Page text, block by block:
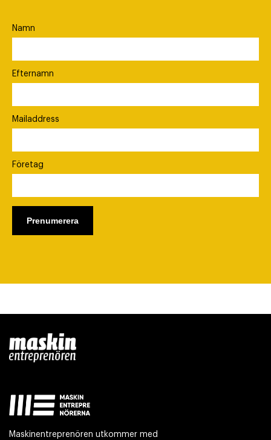
Namn
Efternamn
Mailaddress
Företag
Maskinentreprenören utkommer med